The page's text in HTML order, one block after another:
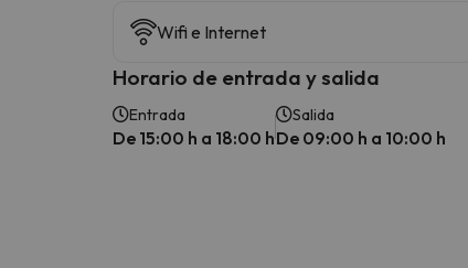
Wifi e Internet
Horario de entrada y salida
Entrada
De 15:00 h a 18:00 h
Salida
De 09:00 h a 10:00 h